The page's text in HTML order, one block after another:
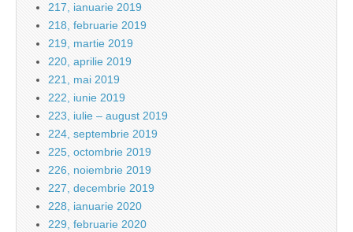
217, ianuarie 2019
218, februarie 2019
219, martie 2019
220, aprilie 2019
221, mai 2019
222, iunie 2019
223, iulie – august 2019
224, septembrie 2019
225, octombrie 2019
226, noiembrie 2019
227, decembrie 2019
228, ianuarie 2020
229, februarie 2020